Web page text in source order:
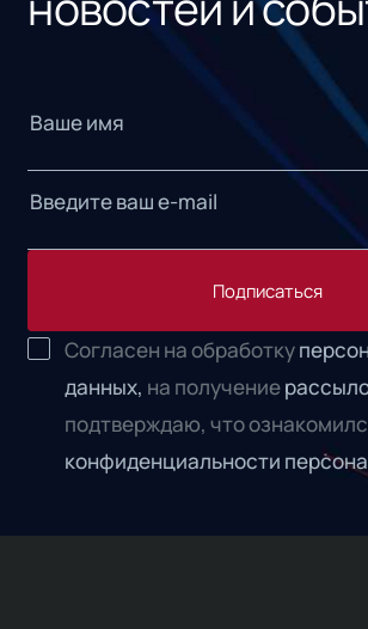
Подписаться
Согласен на обработку
данных, на получение
подтверждаю, что
конфиденциальности